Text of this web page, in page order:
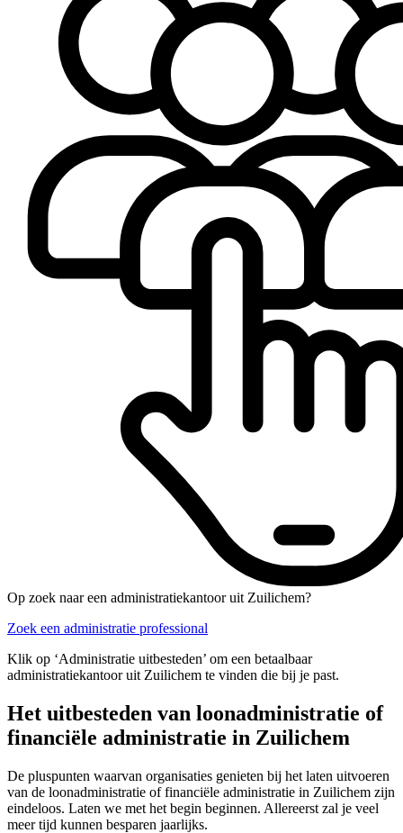
Op zoek naar een administratiekantoor uit Zuilichem?
Zoek een administratie professional
Klik op ‘Administratie uitbesteden’ om een betaalbaar
administratiekantoor uit Zuilichem te vinden die bij je past.
Het uitbesteden van loonadministratie of
financiële administratie in Zuilichem
De pluspunten waarvan organisaties genieten bij het laten uitvoeren
van de loonadministratie of financiële administratie in Zuilichem zijn
eindeloos. Laten we met het begin beginnen. Allereerst zal je veel
meer tijd kunnen besparen jaarlijks.